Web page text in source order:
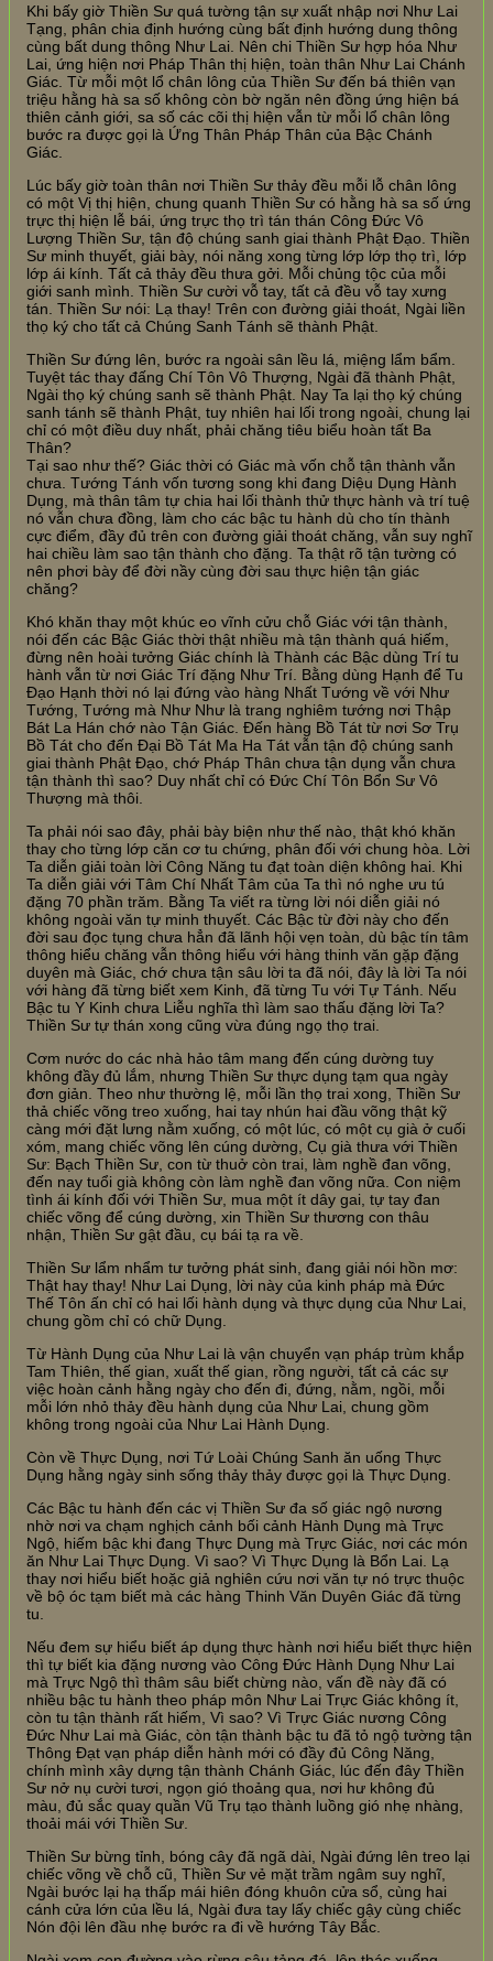
Khi bấy giờ Thiền Sư quá tường tận sự xuất nhập nơi Như Lai
Tạng, phân chia định hướng cùng bất định hướng dung thông
cùng bất dung thông Như Lai. Nên chi Thiền Sư hợp hóa Như
Lai, ứng hiện nơi Pháp Thân thị hiện, toàn thân Như Lai Chánh
Giác. Từ mỗi một lổ chân lông của Thiền Sư đến bá thiên vạn
triệu hằng hà sa số không còn bờ ngăn nên đồng ứng hiện bá
thiên cảnh giới, sa số các cõi thị hiện vẫn từ mỗi lổ chân lông
bước ra được gọi là Ứng Thân Pháp Thân của Bậc Chánh
Giác.
Lúc bấy giờ toàn thân nơi Thiền Sư thảy đều mỗi lỗ chân lông
có một Vị thị hiện, chung quanh Thiền Sư có hằng hà sa số ứng
trực thị hiện lễ bái, ứng trực thọ trì tán thán Công Đức Vô
Lượng Thiền Sư, tận độ chúng sanh giai thành Phật Đạo. Thiền
Sư minh thuyết, giải bày, nói năng xong từng lớp lớp thọ trì, lớp
lớp ái kính. Tất cả thảy đều thưa gởi. Mỗi chủng tộc của mỗi
giới sanh mình. Thiền Sư cười vỗ tay, tất cả đều vỗ tay xưng
tán. Thiền Sư nói: Lạ thay! Trên con đường giải thoát, Ngài liền
thọ ký cho tất cả Chúng Sanh Tánh sẽ thành Phật.
Thiền Sư đứng lên, bước ra ngoài sân lều lá, miệng lẩm bẩm.
Tuyệt tác thay đấng Chí Tôn Vô Thượng, Ngài đã thành Phật,
Ngài thọ ký chúng sanh sẽ thành Phật. Nay Ta lại thọ ký chúng
sanh tánh sẽ thành Phật, tuy nhiên hai lối trong ngoài, chung lại
chỉ có một điều duy nhất, phải chăng tiêu biểu hoàn tất Ba
Thân?
Tại sao như thế? Giác thời có Giác mà vốn chỗ tận thành vẫn
chưa. Tướng Tánh vốn tương song khi đang Diệu Dụng Hành
Dụng, mà thân tâm tự chia hai lối thành thử thực hành và trí tuệ
nó vẫn chưa đồng, làm cho các bậc tu hành dù cho tín thành
cực điểm, đầy đủ trên con đường giải thoát chăng, vẫn suy nghĩ
hai chiều làm sao tận thành cho đặng. Ta thật rõ tận tường có
nên phơi bày để đời nầy cùng đời sau thực hiện tận giác
chăng?
Khó khăn thay một khúc eo vĩnh cửu chỗ Giác với tận thành,
nói đến các Bậc Giác thời thật nhiều mà tận thành quá hiếm,
đừng nên hoài tưởng Giác chính là Thành các Bậc dùng Trí tu
hành vẫn từ nơi Giác Trí đặng Như Trí. Bằng dùng Hạnh để Tu
Đạo Hạnh thời nó lại đứng vào hàng Nhất Tướng về với Như
Tướng, Tướng mà Như Như là trang nghiêm tướng nơi Thập
Bát La Hán chớ nào Tận Giác. Đến hàng Bồ Tát từ nơi Sơ Trụ
Bồ Tát cho đến Đại Bồ Tát Ma Ha Tát vẫn tận độ chúng sanh
giai thành Phật Đạo, chớ Pháp Thân chưa tận dụng vẫn chưa
tận thành thì sao? Duy nhất chỉ có Đức Chí Tôn Bổn Sư Vô
Thượng mà thôi.
Ta phải nói sao đây, phải bày biện như thế nào, thật khó khăn
thay cho từng lớp căn cơ tu chứng, phân đối với chung hòa. Lời
Ta diễn giải toàn lời Công Năng tu đạt toàn diện không hai. Khi
Ta diễn giải với Tâm Chí Nhất Tâm của Ta thì nó nghe ưu tú
đặng 70 phần trăm. Bằng Ta viết ra từng lời nói diễn giải nó
không ngoài văn tự minh thuyết. Các Bậc từ đời này cho đến
đời sau đọc tụng chưa hẳn đã lãnh hội vẹn toàn, dù bậc tín tâm
thông hiểu chăng vẫn thông hiểu với hàng thinh văn gặp đặng
duyên mà Giác, chớ chưa tận sâu lời ta đã nói, đây là lời Ta nói
với hàng đã từng biết xem Kinh, đã từng Tu với Tự Tánh. Nếu
Bậc tu Y Kinh chưa Liễu nghĩa thì làm sao thấu đặng lời Ta?
Thiền Sư tự thán xong cũng vừa đúng ngọ thọ trai.
Cơm nước do các nhà hảo tâm mang đến cúng dường tuy
không đầy đủ lắm, nhưng Thiền Sư thực dụng tạm qua ngày
đơn giản. Theo như thường lệ, mỗi lần thọ trai xong, Thiền Sư
thả chiếc võng treo xuống, hai tay nhún hai đầu võng thật kỹ
càng mới đặt lưng nằm xuống, có một lúc, có một cụ già ở cuối
xóm, mang chiếc võng lên cúng dường, Cụ già thưa với Thiền
Sư: Bạch Thiền Sư, con từ thuở còn trai, làm nghề đan võng,
đến nay tuổi già không còn làm nghề đan võng nữa. Con niệm
tình ái kính đối với Thiền Sư, mua một ít dây gai, tự tay đan
chiếc võng để cúng dường, xin Thiền Sư thương con thâu
nhận, Thiền Sư gật đầu, cụ bái tạ ra về.
Thiền Sư lẩm nhẩm tư tưởng phát sinh, đang giải nói hồn mơ:
Thật hay thay! Như Lai Dụng, lời này của kinh pháp mà Đức
Thế Tôn ấn chỉ có hai lối hành dụng và thực dụng của Như Lai,
chung gồm chỉ có chữ Dụng.
Từ Hành Dụng của Như Lai là vận chuyển vạn pháp trùm khắp
Tam Thiên, thế gian, xuất thế gian, rồng người, tất cả các sự
việc hoàn cảnh hằng ngày cho đến đi, đứng, nằm, ngồi, mỗi
mỗi lớn nhỏ thảy đều hành dụng của Như Lai, chung gồm
không trong ngoài của Như Lai Hành Dụng.
Còn về Thực Dụng, nơi Tứ Loài Chúng Sanh ăn uống Thực
Dụng hằng ngày sinh sống thảy thảy được gọi là Thực Dụng.
Các Bậc tu hành đến các vị Thiền Sư đa số giác ngộ nương
nhờ nơi va chạm nghịch cảnh bối cảnh Hành Dụng mà Trực
Ngộ, hiếm bậc khi đang Thực Dụng mà Trực Giác, nơi các món
ăn Như Lai Thực Dụng. Vì sao? Vì Thực Dụng là Bổn Lai. Lạ
thay nơi hiểu biết hoặc giả nghiên cứu nơi văn tự nó trực thuộc
về bộ óc tạm biết mà các hàng Thinh Văn Duyên Giác đã từng
tu.
Nếu đem sự hiểu biết áp dụng thực hành nơi hiểu biết thực hiện
thì tự biết kia đặng nương vào Công Đức Hành Dụng Như Lai
mà Trực Ngộ thì thâm sâu biết chừng nào, vấn đề này đã có
nhiều bậc tu hành theo pháp môn Như Lai Trực Giác không ít,
còn tu tận thành rất hiếm, Vì sao? Vì Trực Giác nương Công
Đức Như Lai mà Giác, còn tận thành bậc tu đã tỏ ngộ tường tận
Thông Đạt vạn pháp diễn hành mới có đầy đủ Công Năng,
chính mình xây dựng tận thành Chánh Giác, lúc đến đây Thiền
Sư nở nụ cười tươi, ngọn gió thoảng qua, nơi hư không đủ
màu, đủ sắc quay quần Vũ Trụ tạo thành luồng gió nhẹ nhàng,
thoải mái với Thiền Sư.
Thiền Sư bừng tỉnh, bóng cây đã ngã dài, Ngài đứng lên treo lại
chiếc võng về chỗ cũ, Thiền Sư vẻ mặt trầm ngâm suy nghĩ,
Ngài bước lại hạ thấp mái hiên đóng khuôn cửa sổ, cùng hai
cánh cửa lớn của lều lá, Ngài đưa tay lấy chiếc gậy cùng chiếc
Nón đội lên đầu nhẹ bước ra đi về hướng Tây Bắc.